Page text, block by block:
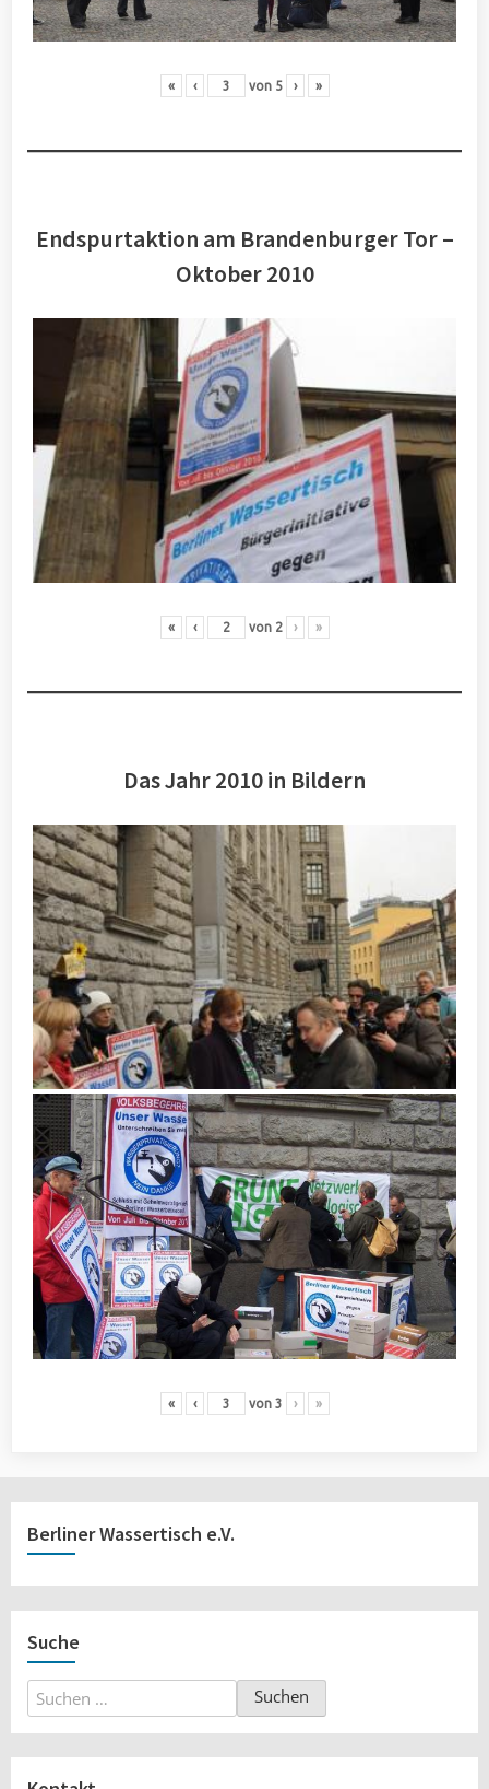
« ‹ von 5 › »
Endspurtaktion am Brandenburger Tor –
Oktober 2010
« ‹ von 2 › »
Das Jahr 2010 in Bildern
« ‹ von 3 › »
Berliner Wassertisch e.V.
Suche
Suchen
nach: